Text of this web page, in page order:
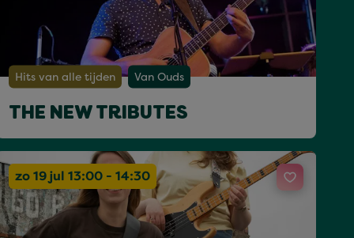
Hits van alle tijden Van Ouds
THE NEW TRIBUTES
zo 19 jul 13:00 - 14:30